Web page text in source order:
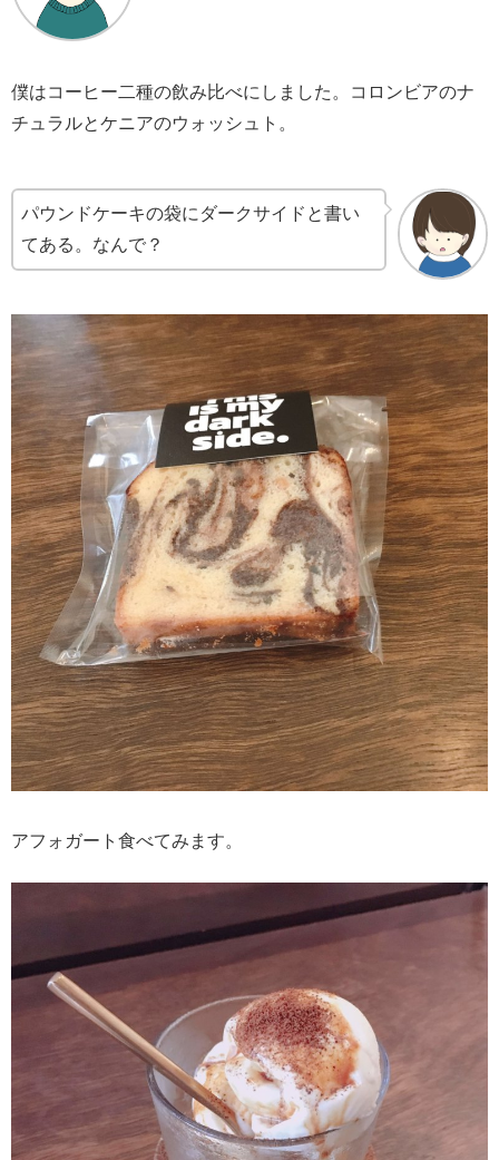
僕はコーヒー二種の飲み比べにしました。コロンビアのナ
チュラルとケニアのウォッシュト。
パウンドケーキの袋にダークサイドと書い
てある。なんで？
アフォガート食べてみます。